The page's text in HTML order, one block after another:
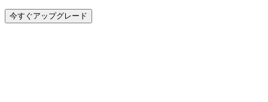
今すぐアップグレード